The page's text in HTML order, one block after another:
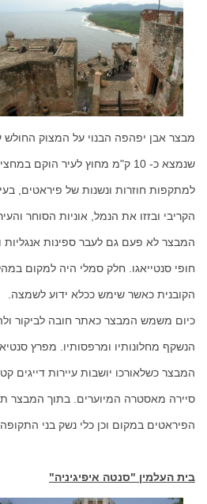
מבצר אבן יפהפה הבנוי על המצוק החולש
למתקפות חוזרות ונשנות של פיראטים,
המבצר לא פעם גם לעבר ספינות אנגליות
חופי סנטייאגו. חלק סמלי היה למקום
הקובנית כאשר שימש ככלא ידוע לשמצה.
כיום משמש המבצר כאתר חובה לביקור
הנשקף מחלונותיו ומרפסותיו. מפרץ
המבצר כשלאורכו יושבות עיירות דייגים
סיירה מאסטרה המיוערים. בתוך המבצר
הפיראטים במקום וכן כלי נשק בני התקופה.
בית העלמין "סנטה איפיגיניה"